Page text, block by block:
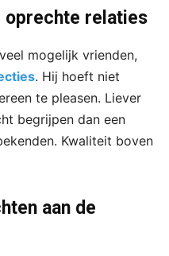
oprechte relaties
mogelijk vrienden,
. Hij hoeft niet
te pleasen. Liever
begrijpen dan een
Kwaliteit boven
aan de